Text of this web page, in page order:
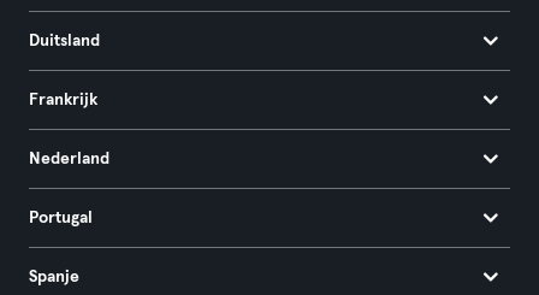
Duitsland
Frankrijk
Nederland
Portugal
Spanje